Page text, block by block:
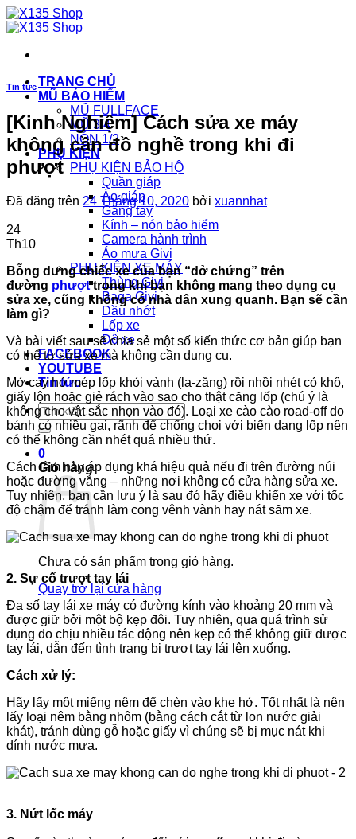
Chuyển
đến
dung
TRANG CHỦ
MŨ BẢO HIỂM
MŨ FULLFACE
MŨ 3/4
NÓN 1/2
PHỤ KIỆN
PHỤ KIỆN BẢO HỘ
Quần giáp
Áo giáp
Găng tay
Kính – nón bảo hiểm
Camera hành trình
Áo mưa Givi
PHỤ KIỆN XE MÁY
Thùng Givi
Baga Givi
Dầu nhớt
Lốp xe
Độ xe
FACEBOOK
YOUTUBE
Tin tức
Tìm
kiếm:
0
Giỏ hàng
Chưa có sản phẩm trong giỏ hàng.
Quay trở lại cửa hàng
Tin tức
[Kinh Nghiệm] Cách sửa xe máy
không cần đồ nghề trong khi đi
phượt
Đã đăng trên 24 Tháng 10, 2020 bởi xuannhat
24
Th10
Bỗng dưng chiếc xe của bạn “dở chứng” trên
đường phượttrong khi bạn không mang theo dụng cụ
sửa xe, cũng không có nhà dân xung quanh. Bạn sẽ cần
làm gì?
Và bài viết sau sẽ chia sẻ một số kiến thức cơ bản giúp bạn
có thể tự sửa xe mà không cần dụng cụ.
Mở cạy hở mép lốp khỏi vành (la-zăng) rồi nhồi nhét cỏ khô,
giấy lộn hoặc giẻ rách vào sao cho thật căng lốp (chú ý là
không cho vật sắc nhọn vào đó). Loại xe cào cào road-off do
bánh có nhiều gai, rãnh để chống chọi với biến dạng lốp nên
có thể không cần nhét quá nhiều thứ.
Cách làm này áp dụng khá hiệu quả nếu đi trên đường núi
hoặc đường vắng – những nơi không có cửa hàng sửa xe.
Tuy nhiên, bạn cần lưu ý là sau đó hãy điều khiển xe với tốc
độ chậm để tránh làm cong vênh vành hay nát săm xe.
2. Sự cố trượt tay lái
Đa số tay lái xe máy có đường kính vào khoảng 20 mm và
được giữ bởi một bộ kẹp đôi. Tuy nhiên, qua quá trình sử
dụng do chịu nhiều tác động nên kẹp có thể không giữ được
tay lái, dẫn đến tình trạng bị trượt tay lái lên xuống.
Cách xử lý:
Hãy lấy một miếng nêm để chèn vào khe hở. Tốt nhất là nên
lấy loại nêm bằng nhôm (bằng cách cắt từ lon nước giải
khát), tránh dùng gỗ hoặc giấy vì chúng sẽ bị mục nát khi
dính nước mưa.
3. Nứt lốc máy